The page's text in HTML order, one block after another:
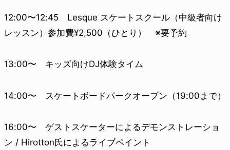
12:00〜12:45 Lesque スケートスクール（中級者向け
レッスン）参加費¥2,500（ひとり） ※要予約
13:00〜 キッズ向けDJ体験タイム
14:00〜 スケートボードパークオープン（19:00まで）
16:00〜 ゲストスケーターによるデモンストレーショ
ン / Hirotton氏によるライブペイント